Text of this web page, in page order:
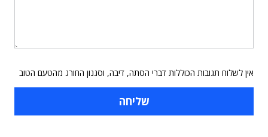
אין לשלוח תגובות הכוללות דברי הסתה, דיבה, וסגנון החורג מהטעם הטוב